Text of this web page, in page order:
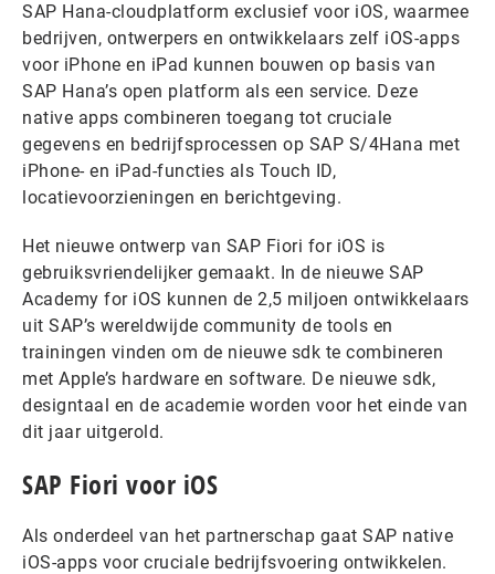
SAP Hana-cloudplatform exclusief voor iOS, waarmee
bedrijven, ontwerpers en ontwikkelaars zelf iOS-apps
voor iPhone en iPad kunnen bouwen op basis van
SAP Hana’s open platform als een service. Deze
native apps combineren toegang tot cruciale
gegevens en bedrijfsprocessen op SAP S/4Hana met
iPhone- en iPad-functies als Touch ID,
locatievoorzieningen en berichtgeving.
Het nieuwe ontwerp van SAP Fiori for iOS is
gebruiksvriendelijker gemaakt. In de nieuwe SAP
Academy for iOS kunnen de 2,5 miljoen ontwikkelaars
uit SAP’s wereldwijde community de tools en
trainingen vinden om de nieuwe sdk te combineren
met Apple’s hardware en software. De nieuwe sdk,
designtaal en de academie worden voor het einde van
dit jaar uitgerold.
SAP Fiori voor iOS
Als onderdeel van het partnerschap gaat SAP native
iOS-apps voor cruciale bedrijfsvoering ontwikkelen.